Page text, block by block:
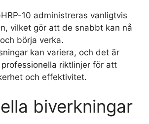
10 administreras vanligtvis
vilket gör att de snabbt kan nå
börja verka.
kan variera, och det är
riktlinjer för att
och effektivitet.
biverkningar